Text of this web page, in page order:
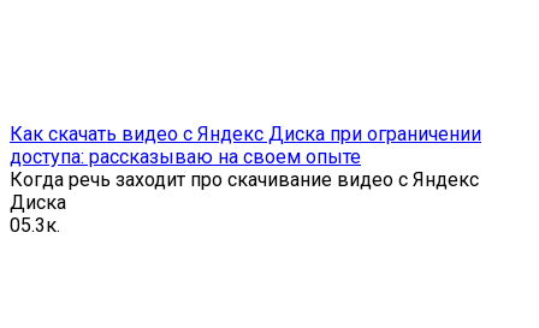
Как скачать видео с Яндекс Диска при ограничении
доступа: рассказываю на своем опыте
Когда речь заходит про скачивание видео с Яндекс
Диска
05.3к.